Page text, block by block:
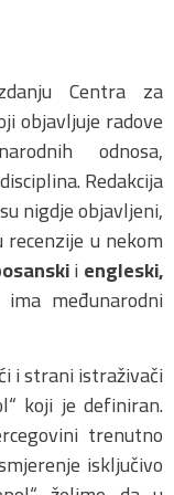
Centra za
objavljuje radove
odnosa,
Redakcija
nigdje objavljeni,
u nekom
iengleski,
međunarodni
i strani istraživači
koji je definiran.
trenutno
isključivo